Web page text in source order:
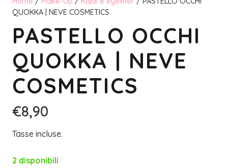
QUOKKA | NEVE COSMETICS
PASTELLO OCCHI
QUOKKA | NEVE
COSMETICS
€8,90
Tasse incluse.
2 disponibili